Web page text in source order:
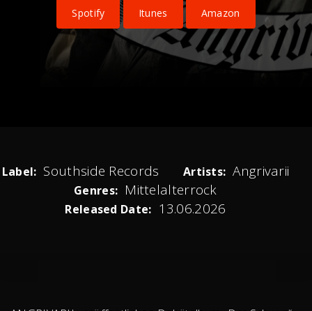
Spotify Itunes Amazon
Label: Southside Records Artists: Angrivarii
Genres: Mittelalterrock
Released Date: 13.06.2026